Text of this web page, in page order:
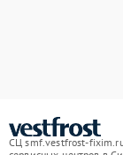
СЦ smf.vestfrost-fixim.ru